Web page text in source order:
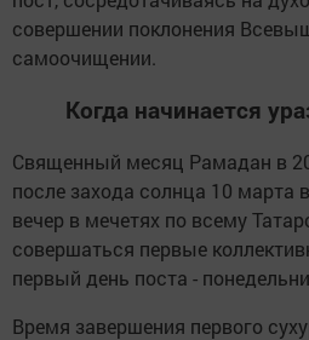
совершении поклонения
самоочищении.
Когда начинается
Священный месяц Рамадан в
после захода солнца 10 марта
вечер в мечетях по всему
совершаться первые
первый день поста -
Время завершения первого